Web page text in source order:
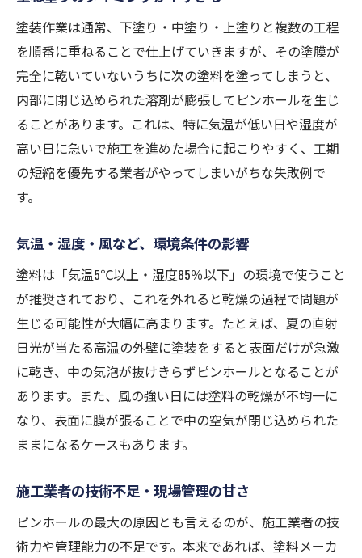
塗装作業は通常、下塗り・中塗り・上塗りと複数の工程
を順番に重ねることで仕上げていきますが、その塗膜が
完全に乾いていないうちに次の塗料を塗ってしまうと、
内部に閉じ込められた溶剤が膨張してピンホールを生じ
ることがあります。これは、特に気温が低い日や湿度が
高い日に急いで施工を進めた場合に起こりやすく、工期
の短縮を優先する業者がやってしまいがちな失敗例で
す。
気温・湿度・風など、環境条件の影響
塗料は「気温5℃以上・湿度85％以下」の環境で使うこと
が推奨されており、これを外れると乾燥の過程で問題が
生じる可能性が大幅に高まります。たとえば、夏の直射
日光が当たる高温の外壁に塗装をすると表面だけが急激
に乾き、中の気泡が抜けきらずピンホールとなることが
あります。また、風の強い日には塗料の乾燥が不均一に
なり、表面に膜が張ることで中の空気が閉じ込められた
ままになるケースもあります。
施工業者の技術不足・現場管理の甘さ
ピンホールの最大の原因とも言えるのが、施工業者の技
術力や管理能力の不足です。本来であれば、塗料メーカ